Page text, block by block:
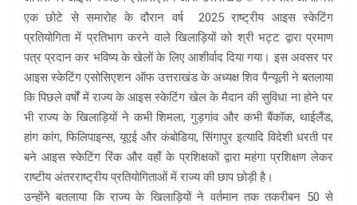
एक छोटे से समारोह के दौरान वर्ष 2025 राष्ट्रीय आइस स्केटिंग
प्रतियोगिता में प्रतिभाग करने वाले खिलाड़ियों को श्री भट्ट द्वारा प्रमाण
पत्र प्रदान कर भविष्य के खेलों के लिए आशीर्वाद दिया गया। इस अवसर पर
आइस स्केटिंग एसोसिएशन ऑफ उत्तराखंड के अध्यक्ष शिव पैन्यूली ने बतलाया
कि पिछले वर्षों में राज्य के आइस स्केटिंग खेल के मैदान की सुविधा ना होने पर
भी राज्य के खिलाड़ियों ने कभी शिमला, गुड़गांव और कभी बैंकॉक, थाईलैंड,
हांग कांग, फिलिपाइन्स, यूएई और कंबोडिया, सिंगापुर इत्यादि विदेशी धरती पर
बने आइस स्केटिंग रिंक और वहाँ के प्रशिक्षकों द्वारा महंगा प्रशिक्षण लेकर
राष्टीय अंतरराष्ट्रीय प्रतियोगिताओं में राज्य की छाप छोड़ी है।
उन्होंने बतलाया कि राज्य के खिलाड़ियों ने वर्तमान तक तकरीबन 50 से